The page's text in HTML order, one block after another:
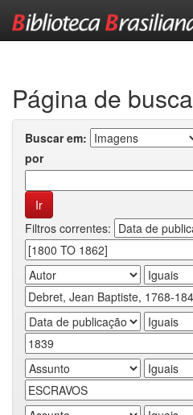
Página de busca
Buscar em:
por
Filtros correntes: